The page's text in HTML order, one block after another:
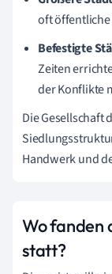
oft öffentliche
Befestigte
Zeiten
der Konflikte
Die Gesellschaft
Handwerk und
Wo fanden
statt?